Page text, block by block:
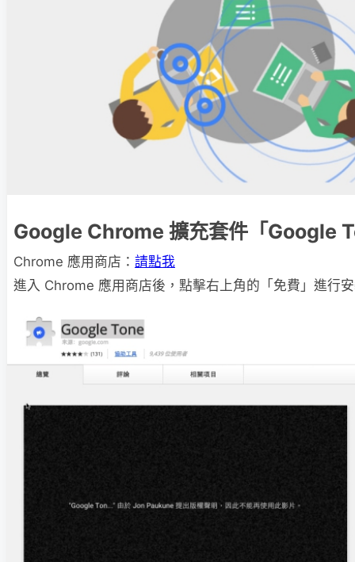
Google Chrome 擴充套件「Google
Chrome 應用商店： 請點我
進入 Chrome 應用商店後，點擊右上角的「免費」進行